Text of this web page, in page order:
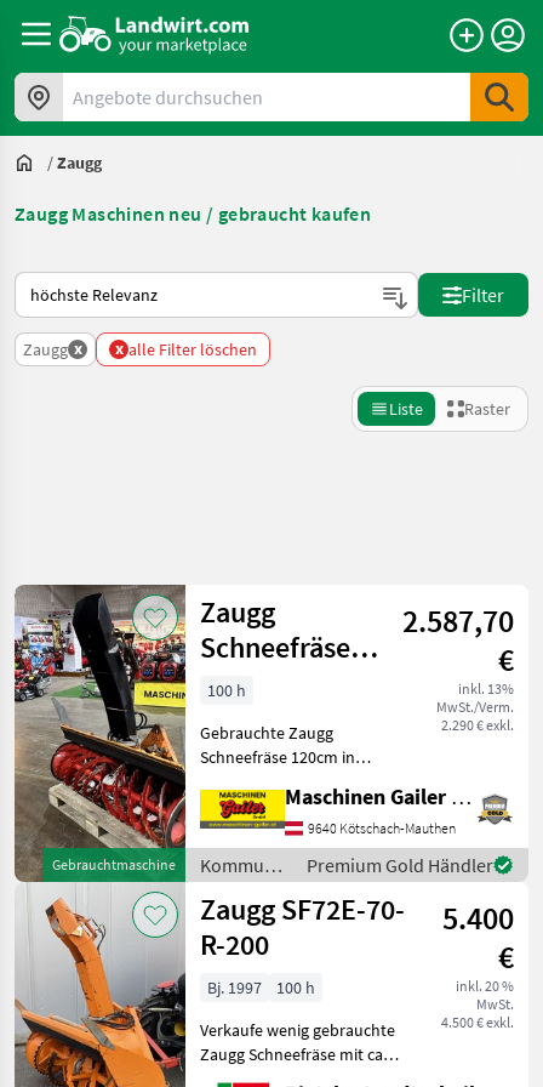
Angebote durchsuchen
/Zaugg
Zaugg Maschinen neu / gebraucht kaufen
So wird auf Landwirt.com sortiert
Filter
Zaugg x x alle Filter löschen
Liste Raster
Kategorie 1 Land
AKTUELLER
PFAD
Zaugg
KATEGORIE
WÄHLEN
Kommunaltechnik
12
Landtechnik
6
MARKTPLATZ
Marktplatz Händlerangebote Kleinanzeigen
Zurücksetzen
18
anzeigen
Gebrauchtmaschine
Zaugg
Schneefräse
120cm für
Kleintraktoren
2.587,70
€
inkl. 13%
MwSt./Verm.
2.290 € exkl.
100 h
Gebrauchte Zaugg
Schneefräse 120cm in
kleine Traktoren und
Geräteträger. War auf einem
Carraro im Einsatz *
Arbeitsbreite 120cm * Sch
Maschinen Gailer GmbH
9640 Kötschach-Mauthen
Kommunalgeräte
/ Zaugg
Premium Gold Händler
Zaugg SF72E-70-
R-200
5.400
€
inkl. 20 %
MwSt.
4.500 € exkl.
Bj. 1997
100 h
Verkaufe wenig gebrauchte
Zaugg Schneefräse mit ca.
500kg Eigengewicht und 2m